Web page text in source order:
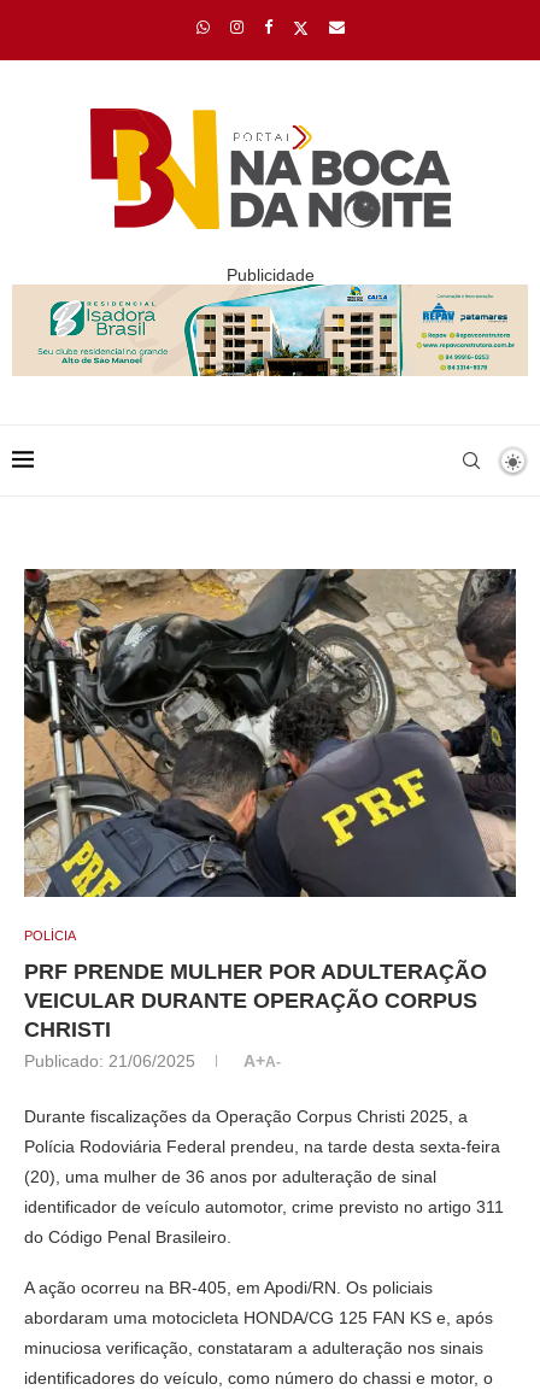
Publicidade
POLÍCIA
PRF PRENDE MULHER POR ADULTERAÇÃO
VEICULAR DURANTE OPERAÇÃO CORPUS
CHRISTI
Publicado: 21/06/2025 A+A-
Durante fiscalizações da Operação Corpus Christi 2025, a
Polícia Rodoviária Federal prendeu, na tarde desta sexta-feira
(20), uma mulher de 36 anos por adulteração de sinal
identificador de veículo automotor, crime previsto no artigo 311
do Código Penal Brasileiro.
A ação ocorreu na BR-405, em Apodi/RN. Os policiais
abordaram uma motocicleta HONDA/CG 125 FAN KS e, após
minuciosa verificação, constataram a adulteração nos sinais
identificadores do veículo, como número do chassi e motor, o